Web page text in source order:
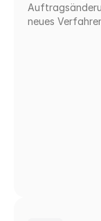
neues